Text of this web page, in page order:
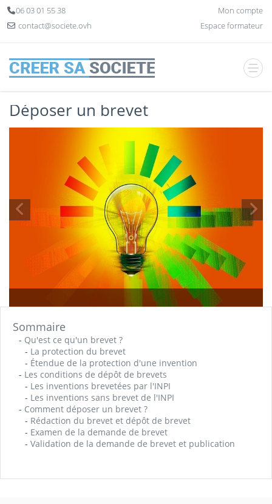
06 03 01 55 38
contact@societe.ovh
Mon compte
Espace formateur
Déposer un brevet
Sommaire
- Qu'est ce qu'un brevet ?
- La protection du brevet
- Étendue de la protection d'une invention
- Les conditions de dépôt de brevets
- Les inventions brevetées par l'INPI
- Les inventions sans brevet de l'INPI
- Comment déposer un brevet ?
- Rédaction du brevet et dépôt de brevet
- Examen de la demande de brevet
- Validation de la demande de brevet et publication
Panneau de gestion des cookies